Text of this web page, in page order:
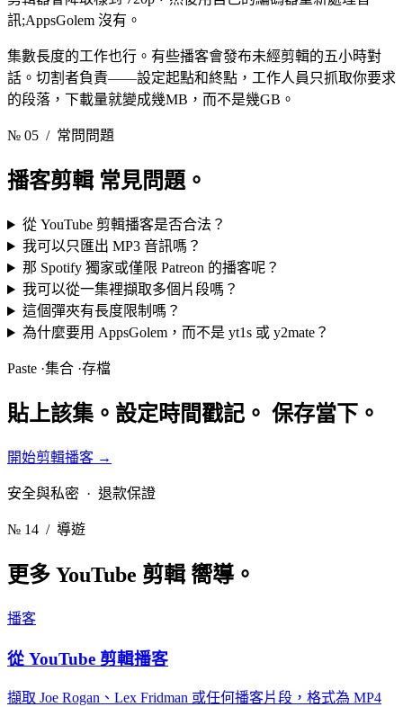
訊;AppsGolem 沒有。
集數長度的工作也行。有些播客會發布未經剪輯的五小時對
話。切割者負責——設定起點和終點，工作人員只抓取你要求
的段落，下載量就變成幾MB，而不是幾GB。
№ 05 / 常問問題
播客剪輯 常見問題。
從 YouTube 剪輯播客是否合法？
我可以只匯出 MP3 音訊嗎？
那 Spotify 獨家或僅限 Patreon 的播客呢？
我可以從一集裡擷取多個片段嗎？
這個彈夾有長度限制嗎？
為什麼要用 AppsGolem，而不是 yt1s 或 y2mate？
Paste ·集合 ·存檔
貼上該集。設定時間戳記。 保存當下。
開始剪輯播客 →
安全與私密 · 退款保證
№ 14 / 導遊
更多 YouTube 剪輯 嚮導。
播客
從 YouTube 剪輯播客
擷取 Joe Rogan、Lex Fridman 或任何播客片段，格式為 MP4